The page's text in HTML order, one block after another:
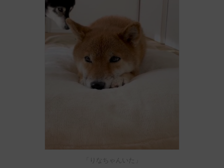
「りなちゃんいた」